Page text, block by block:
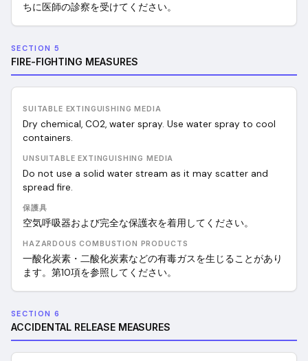
ちに医師の診察を受けてください。
SECTION 5
FIRE-FIGHTING MEASURES
SUITABLE EXTINGUISHING MEDIA
Dry chemical, CO2, water spray. Use water spray to cool
containers.
UNSUITABLE EXTINGUISHING MEDIA
Do not use a solid water stream as it may scatter and
spread fire.
保護具
空気呼吸器および完全な保護衣を着用してください。
HAZARDOUS COMBUSTION PRODUCTS
一酸化炭素・二酸化炭素などの有毒ガスを生じることがあり
ます。第10項を参照してください。
SECTION 6
ACCIDENTAL RELEASE MEASURES